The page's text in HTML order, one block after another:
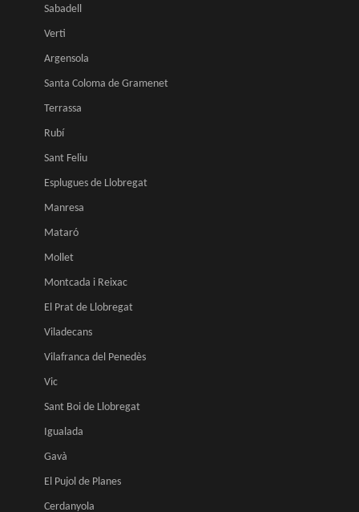
Sabadell
Verti
Argensola
Santa Coloma de Gramenet
Terrassa
Rubí
Sant Feliu
Esplugues de Llobregat
Manresa
Mataró
Mollet
Montcada i Reixac
El Prat de Llobregat
Viladecans
Vilafranca del Penedès
Vic
Sant Boi de Llobregat
Igualada
Gavà
El Pujol de Planes
Cerdanyola